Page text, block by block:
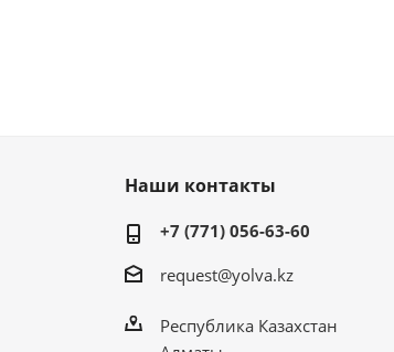
Наши контакты
+7 (771) 056-63-60
request@yolva.kz
Республика Казахстан